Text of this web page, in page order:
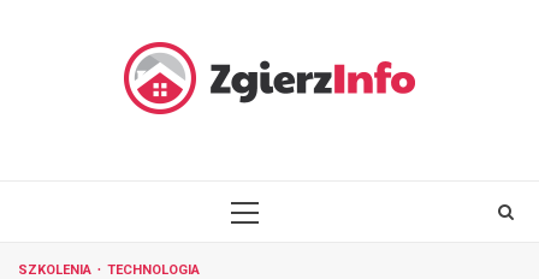
PRIMARY
SZKOLENIA TECHNOLOGIA